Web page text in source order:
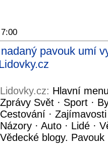
pavouk umí
Lidovky.cz: Hlavní
Zprávy Svět · Sport ·
Cestování ·
Názory · Auto · Lidé ·
Vědecké blogy.